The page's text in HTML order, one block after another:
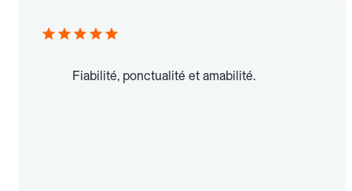
Fiabilité, ponctualité et amabilité.